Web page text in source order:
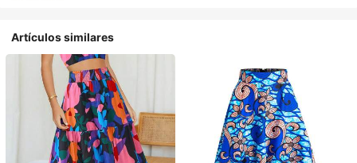
Artículos similares